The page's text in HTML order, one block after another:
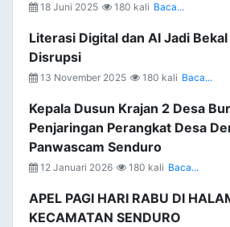
18 Juni 2025 180 kali Baca...
Literasi Digital dan AI Jadi
Disrupsi
13 November 2025 180 kali Baca...
Kepala Dusun Krajan 2 Desa
Penjaringan Perangkat Desa
Panwascam Senduro
12 Januari 2026 180 kali Baca...
APEL PAGI HARI RABU DI
KECAMATAN SENDURO